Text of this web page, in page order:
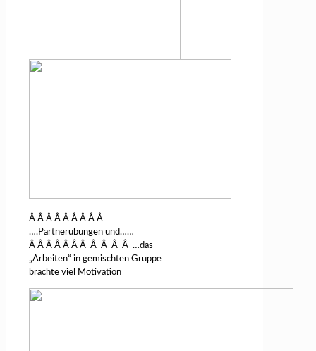
Â Â Â Â Â Â Â Â Â
….Partnerübungen und……
Â Â Â Â Â Â Â Â Â Â Â …das
„Arbeiten“ in gemischten Gruppe
brachte viel Motivation